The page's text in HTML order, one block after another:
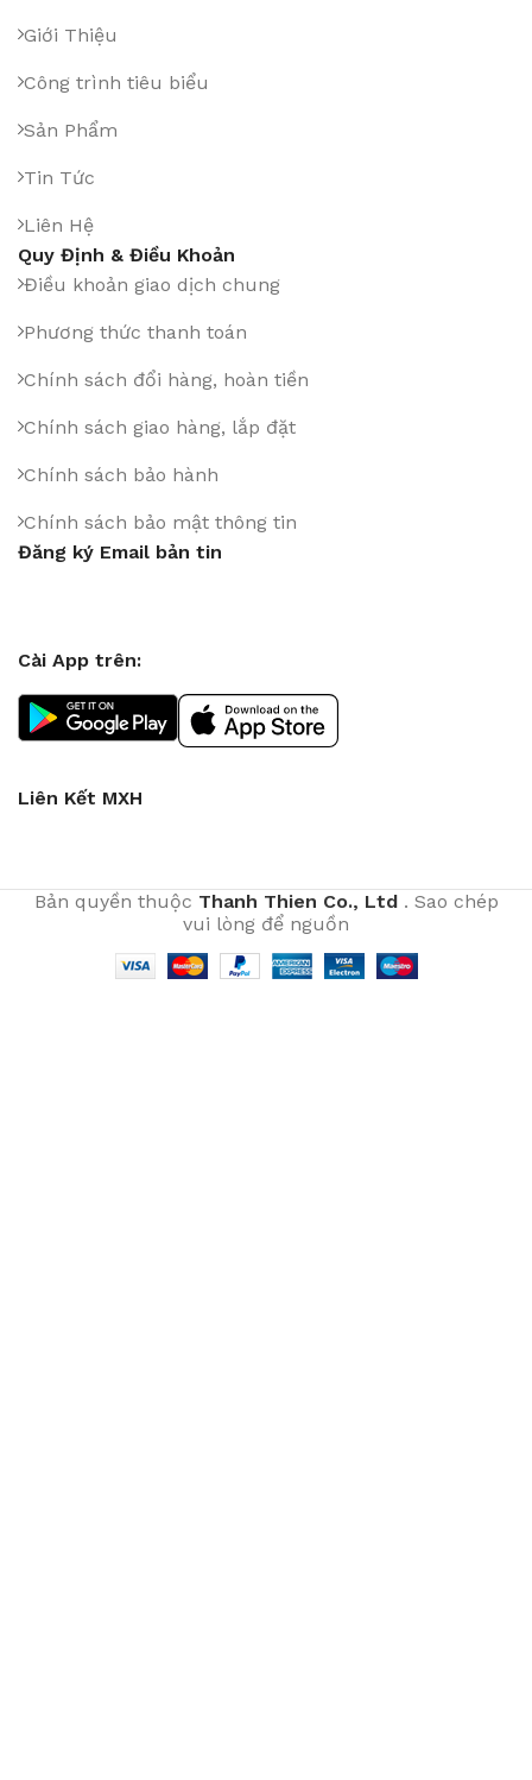
Giới Thiệu
Công trình tiêu biểu
Sản Phẩm
Tin Tức
Liên Hệ
Quy Định & Điều Khoản
Điều khoản giao dịch chung
Phương thức thanh toán
Chính sách đổi hàng, hoàn tiền
Chính sách giao hàng, lắp đặt
Chính sách bảo hành
Chính sách bảo mật thông tin
Đăng ký Email bản tin
Cài App trên:
Liên Kết MXH
Bản quyền thuộc Thanh Thien Co., Ltd. Sao chép
vui lòng để nguồn